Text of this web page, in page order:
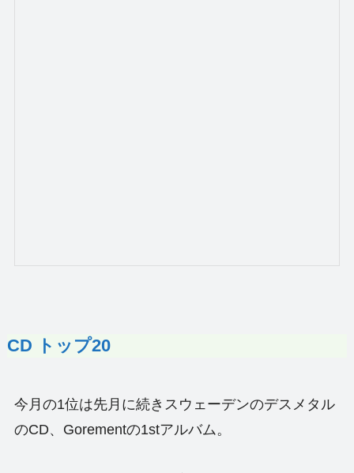
CD トップ20
今月の1位は先月に続きスウェーデンのデスメタル
のCD、Gorementの1stアルバム。